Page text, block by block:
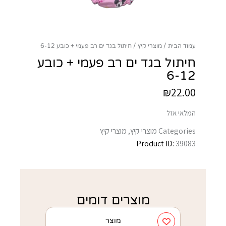
עמוד הבית מוצרי קיץ חיתול בגד ים רב פעמי + כובע 6-12
חיתול בגד ים רב פעמי + כובע
6-12
₪22.00
המלאי אזל
Categories מוצרי קיץ, מוצרי קיץ
Product ID: 39083
מוצרים דומים
מוצר